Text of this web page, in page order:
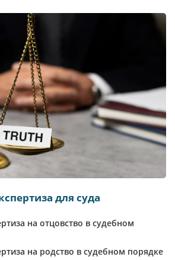
для суда
на отцовство в судебном
на родство в судебном порядке